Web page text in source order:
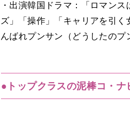
・出演韓国ドラマ：「ロマン
ズ」「操作」「キャリアを引
んばれプンサン（どうしたのプ
●トップクラスの泥棒コ・ナ